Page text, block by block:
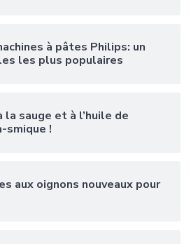
à pâtes Philips: un
les plus populaires
sauge et à l’huile de
smique !
aux oignons nouveaux pour